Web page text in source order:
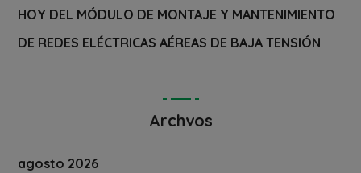
HOY DEL MÓDULO DE MONTAJE Y MANTENIMIENTO
DE REDES ELÉCTRICAS AÉREAS DE BAJA TENSIÓN
Archvos
agosto 2026